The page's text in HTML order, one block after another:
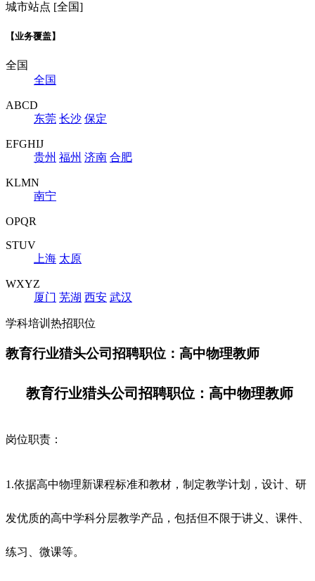
城市站点 [全国]
【业务覆盖】
全国
全国
ABCD
东莞 长沙 保定
EFGHIJ
贵州 福州 济南 合肥
KLMN
南宁
OPQR
STUV
上海 太原
WXYZ
厦门 芜湖 西安 武汉
学科培训热招职位
教育行业猎头公司招聘职位：高中物理教师
教育行业猎头公司招聘职位：高中物理教师
岗位职责：
1.依据高中物理新课程标准和教材，制定教学计划，设计、研
发优质的高中学科分层教学产品，包括但不限于讲义、课件、
练习、微课等。